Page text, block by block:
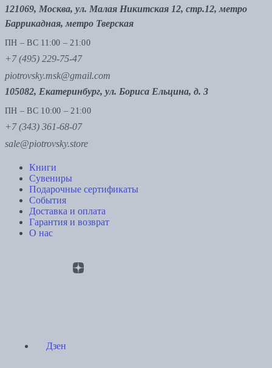
121069, Москва, ул. Малая Никитская 12, стр.12, метро
Баррикадная, метро Тверская
ПН – ВС 11:00 – 21:00
+7 (495) 229-75-47
piotrovsky.msk@gmail.com
105082, Екатеринбург, ул. Бориса Ельцина, д. 3
ПН – ВС 10:00 – 21:00
+7 (343) 361-68-07
sale@piotrovsky.store
Книги
Сувениры
Подарочные сертификаты
События
Доставка и оплата
Гарантия и возврат
О нас
Дзен